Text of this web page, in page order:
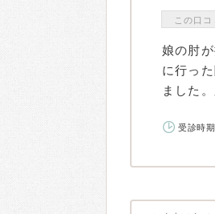
この口
娘の肘
に行っ
ました
受診時